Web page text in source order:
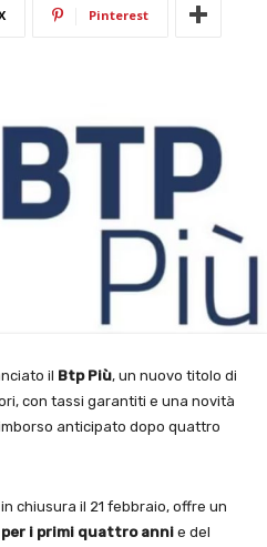
Pinterest
il Btp Più, un nuovo titolo di
con tassi garantiti e una novità
anticipato dopo quattro
chiusura il 21 febbraio, offre un
per i primi quattro anni e del